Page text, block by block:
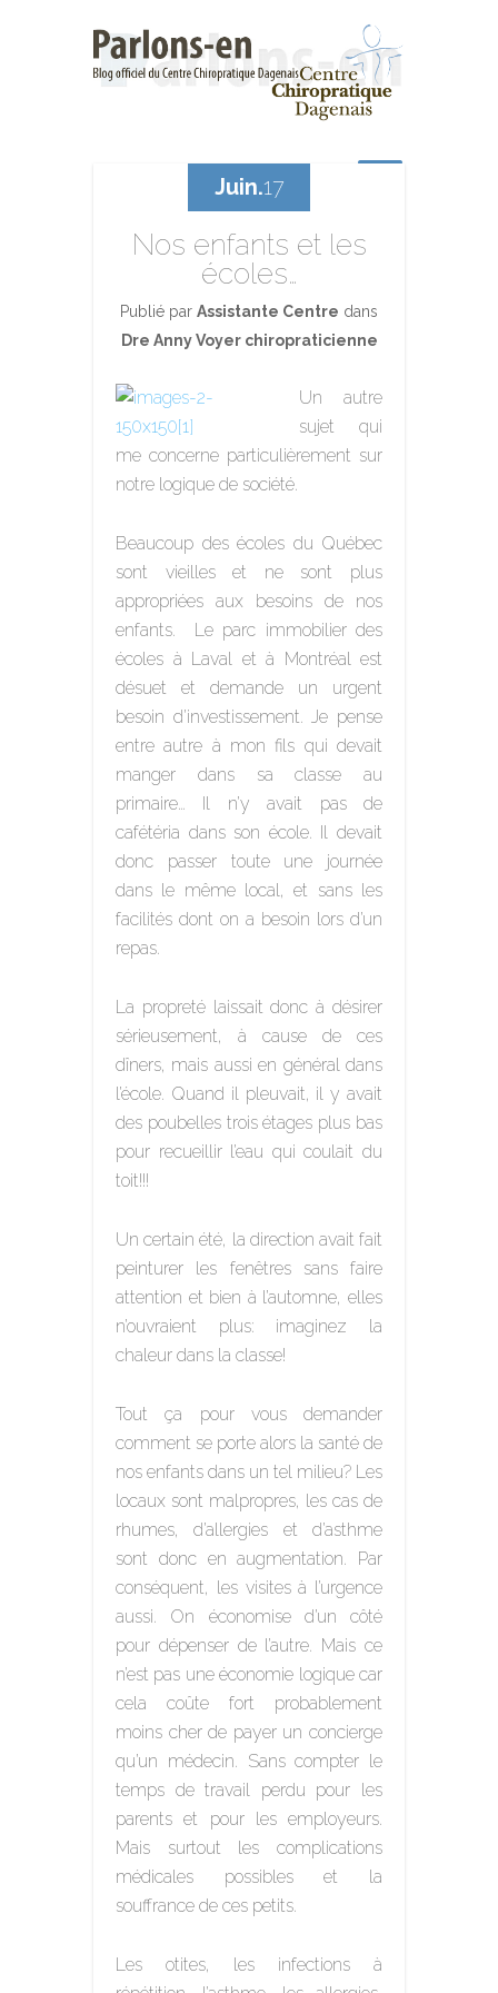
Nos enfants et les
écoles…
Publié par Assistante Centre dans
Dre Anny Voyer chiropraticienne
Un autre
sujet qui
me concerne particulièrement sur
notre logique de société.
Beaucoup des écoles du Québec
sont vieilles et ne sont plus
appropriées aux besoins de nos
enfants. Le parc immobilier des
écoles à Laval et à Montréal est
désuet et demande un urgent
besoin d’investissement. Je pense
entre autre à mon fils qui devait
manger dans sa classe au
primaire… Il n’y avait pas de
cafétéria dans son école. Il devait
donc passer toute une journée
dans le même local, et sans les
facilités dont on a besoin lors d’un
repas.
La propreté laissait donc à désirer
sérieusement, à cause de ces
dîners, mais aussi en général dans
l’école. Quand il pleuvait, il y avait
des poubelles trois étages plus bas
pour recueillir l’eau qui coulait du
toit!!!
Un certain été, la direction avait fait
peinturer les fenêtres sans faire
attention et bien à l’automne, elles
n’ouvraient plus: imaginez la
chaleur dans la classe!
Tout ça pour vous demander
comment se porte alors la santé de
nos enfants dans un tel milieu? Les
locaux sont malpropres, les cas de
rhumes, d’allergies et d’asthme
sont donc en augmentation. Par
conséquent, les visites à l’urgence
aussi. On économise d’un côté
pour dépenser de l’autre. Mais ce
n’est pas une économie logique car
cela coûte fort probablement
moins cher de payer un concierge
qu’un médecin. Sans compter le
temps de travail perdu pour les
parents et pour les employeurs.
Mais surtout les complications
médicales possibles et la
souffrance de ces petits.
Les otites, les infections à
Juin.17